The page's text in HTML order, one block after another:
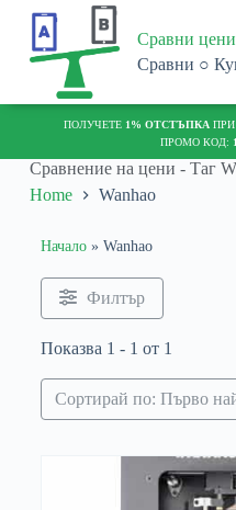
o
Сравни цени
Сравни ○
ПОЛУЧЕТЕ 1% ОТСТЪПКА
ПРОМО КОД:
Сравнение на цени - Таг
Home
Wanhao
Начало» Wanhao
Филтър
Показва 1 - 1 от 1
Сортирай по: Първо